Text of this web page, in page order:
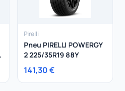
Pirelli
Pneu PIRELLI POWERGY
2 225/35R19 88Y
141,30 €